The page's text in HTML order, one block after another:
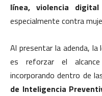
línea, violencia digital
especialmente contra
Al presentar la adenda,
es reforzar el
incorporando dentro de
de Inteligencia